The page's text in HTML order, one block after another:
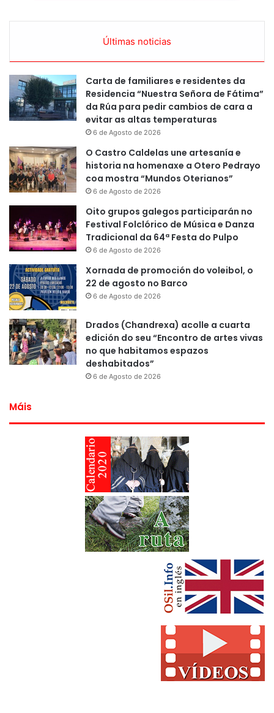
Últimas noticias
Carta de familiares e residentes da
Residencia “Nuestra Señora de Fátima”
da Rúa para pedir cambios de cara a
evitar as altas temperaturas
6 de Agosto de 2026
O Castro Caldelas une artesanía e
historia na homenaxe a Otero Pedrayo
coa mostra “Mundos Oterianos”
6 de Agosto de 2026
Oito grupos galegos participarán no
Festival Folclórico de Música e Danza
Tradicional da 64ª Festa do Pulpo
6 de Agosto de 2026
Xornada de promoción do voleibol, o
22 de agosto no Barco
6 de Agosto de 2026
Drados (Chandrexa) acolle a cuarta
edición do seu “Encontro de artes vivas
no que habitamos espazos
deshabitados”
6 de Agosto de 2026
Máis